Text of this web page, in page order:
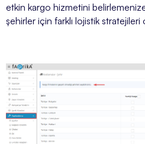
etkin kargo hizmetini
şehirler için farklı lojistik stratejileri